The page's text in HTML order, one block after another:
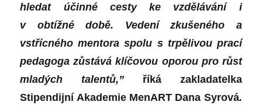
hledat účinné cesty ke vzdělávání i
v obtížné době. Vedení zkušeného a
vstřícného mentora spolu s trpělivou prací
pedagoga zůstává klíčovou oporou pro růst
mladých talentů,” říká zakladatelka
Stipendijní Akademie MenART Dana Syrová.